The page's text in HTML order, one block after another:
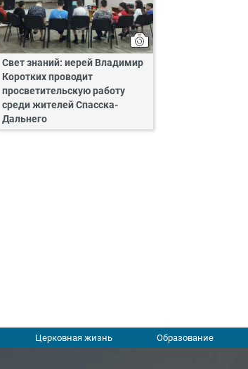
Свет знаний: иерей Владимир
Коротких проводит
просветительскую работу
среди жителей Спасска-
Дальнего
Церковная жизнь Образование